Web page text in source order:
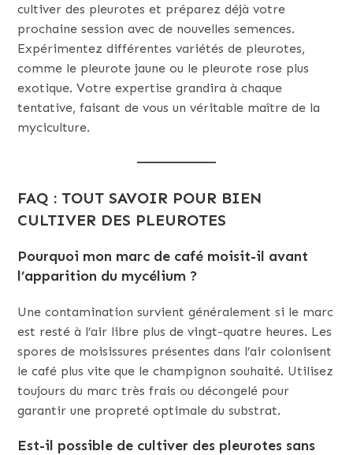
cultiver des pleurotes et préparez déjà votre
prochaine session avec de nouvelles semences.
Expérimentez différentes variétés de pleurotes,
comme le pleurote jaune ou le pleurote rose plus
exotique. Votre expertise grandira à chaque
tentative, faisant de vous un véritable maître de la
myciculture.
FAQ : TOUT SAVOIR POUR BIEN
CULTIVER DES PLEUROTES
Pourquoi mon marc de café moisit-il avant
l’apparition du mycélium ?
Une contamination survient généralement si le marc
est resté à l’air libre plus de vingt-quatre heures. Les
spores de moisissures présentes dans l’air colonisent
le café plus vite que le champignon souhaité. Utilisez
toujours du marc très frais ou décongelé pour
garantir une propreté optimale du substrat.
Est-il possible de cultiver des pleurotes sans